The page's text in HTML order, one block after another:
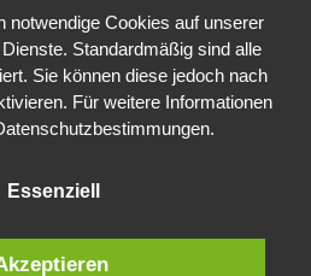
notwendige Cookies auf unserer
Standardmäßig sind alle
Sie können diese jedoch nach
Für weitere Informationen
Essenziell